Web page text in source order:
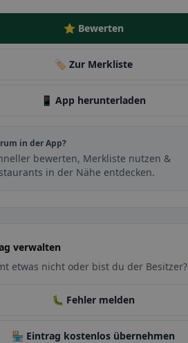
⭐ Bewerten
🏷️ Zur Merkliste
📱 App herunterladen
in der App?
bewerten, Merkliste nutzen &
in der Nähe entdecken.
verwalten
etwas nicht oder bist du der Besitzer?
🐛 Fehler melden
🏪 Eintrag kostenlos übernehmen